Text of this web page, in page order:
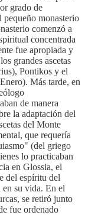
grado de
pequeño monasterio
comenzó a
concentrada
fue apropiada y
grandes ascetas
Pontikos y el
Más tarde, en
de manera
la adaptación del
del Monte
que requería
(del griego
lo practicaban
en Glossia, el
del espíritu del
su vida. En el
se retiró junto
fue ordenado